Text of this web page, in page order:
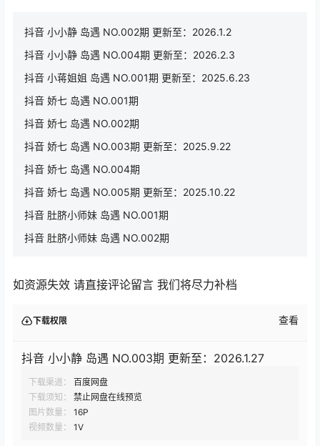
抖音 小小静 岛遇 NO.002期 更新至：2026.1.2
抖音 小小静 岛遇 NO.004期 更新至：2026.2.3
抖音 小蒋姐姐 岛遇 NO.001期 更新至：2025.6.23
抖音 娇七 岛遇 NO.001期
抖音 娇七 岛遇 NO.002期
抖音 娇七 岛遇 NO.003期 更新至：2025.9.22
抖音 娇七 岛遇 NO.004期
抖音 娇七 岛遇 NO.005期 更新至：2025.10.22
抖音 肚脐小师妹 岛遇 NO.001期
抖音 肚脐小师妹 岛遇 NO.002期
如资源失效 请直接评论留言 我们将尽力补档
下载权限 查看
抖音 小小静 岛遇 NO.003期 更新至：2026.1.27
下载渠道：
百度网盘
下载须知：
禁止网盘在线预览
图片数量：
16P
视频数量：
1V